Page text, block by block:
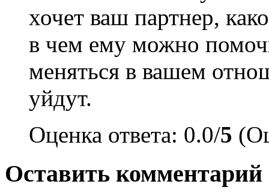
хочет ваш партнер,
в чем ему можно
меняться в вашем
уйдут.
Оценка ответа: 0.0/5
Оставить комментарий